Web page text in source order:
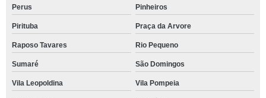
Perus Pinheiros
Pirituba Praça da Arvore
Raposo Tavares Rio Pequeno
Sumaré São Domingos
Vila Leopoldina Vila Pompeia